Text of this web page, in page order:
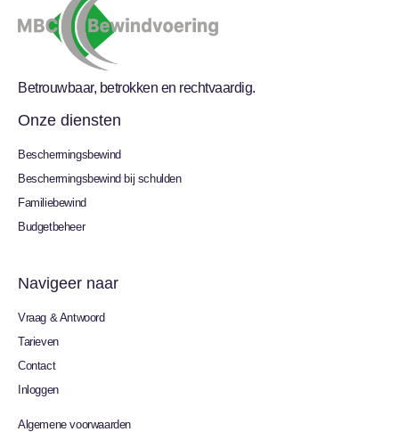
Betrouwbaar, betrokken en rechtvaardig.
Onze diensten
Beschermingsbewind
Beschermingsbewind bij schulden
Familiebewind
Budgetbeheer
Navigeer naar
Vraag & Antwoord
Tarieven
Contact
Inloggen
Algemene voorwaarden